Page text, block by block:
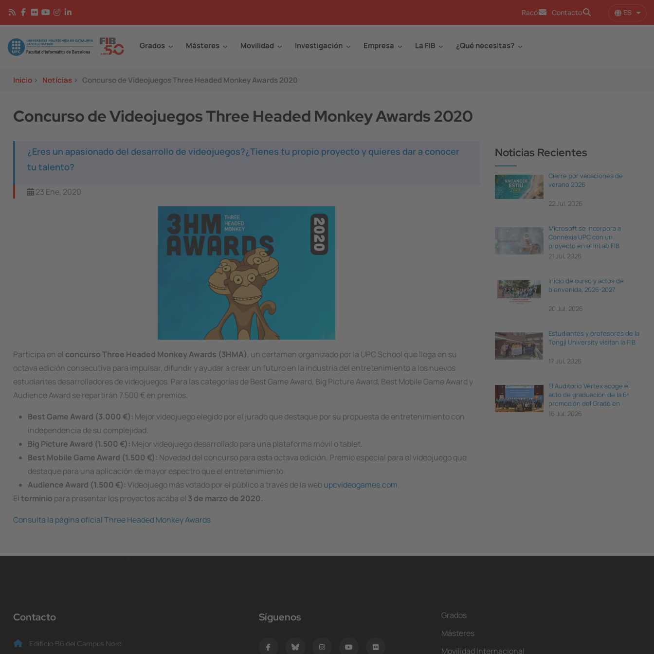
Pasar al contenido principal
Racó Contacto ES
Image Grados Másteres Movilidad Investigación Empresa La FIB ¿Qué necesitas?
Inicio > Notícias > Concurso de Videojuegos Three Headed Monkey Awards 2020
Concurso de Videojuegos Three Headed Monkey Awards 2020
¿Eres un apasionado del desarrollo de videojuegos?¿Tienes tu propio proyecto y quieres dar a conocer
tu talento?
23 Ene, 2020
Participa en el concurso Three Headed Monkey Awards (3HMA), un certamen organizado por la UPC School que llega en su
octava edición consecutiva para impulsar, difundir y ayudar a crear un futuro en la industria del entretenimiento a los nuevos
estudiantes desarrolladores de videojuegos. Para las categorías deBest Game Award, Big Picture Award, Best Mobile Game Award y
Audience Award se repartirán 7.500 € en premios.
Best Game Award (3.000 €): Mejor videojuego elegido por el jurado que destaque por su propuesta de entretenimiento con
independencia de su complejidad.
Big Picture Award (1.500 €): Mejor videojuego desarrollado para una plataforma móvil o tablet.
Best Mobile Game Award (1.500 €): Novedad del concurso para esta octava edición. Premio especial para el videojuego que
destaque para una aplicación de mayor espectro que el entretenimiento.
Audience Award (1.500 €):Videojuego más votado por el público a través de la webupcvideogames.com.
El terminio para presentar los proyectos acaba el 3 de marzo de 2020.
Consulta la página oficial Three Headed Monkey Awards
Noticias Recientes
Cierre por vacaciones de
verano 2026
22 Jul, 2026
Microsoft se incorpora a
Connèxia UPC con un
proyecto en el inLab FIB
21 Jul, 2026
Inicio de curso y actos de
bienvenida, 2026-2027
20 Jul, 2026
Estudiantes y profesores de la
Tongji University visitan la FIB
17 Jul, 2026
El Auditorio Vèrtex acoge el
acto de graduación de la 6ª
promoción del Grado en
Ciencia e Ingeniería de Datos
16 Jul, 2026
Contacto
Edificio B6 del Campus Nord
Síguenos
Grados
Másteres
Movilidad Internacional